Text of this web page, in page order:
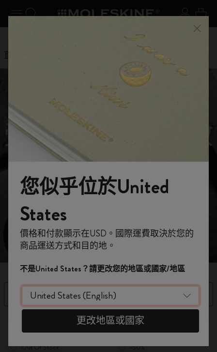
切換導航 登入
搜尋網站 購
購物滿 港幣 399元 即享免費送貨服務 關閉
單
美國NASA系列
受美國太空總署啟
發的系列
目前僅向 Moleskine 會員發售。立即登入或建立
帳戶即可購買！
篩選條件
5 個產品
Out Of Stock -50%
即刻登記，首次落單用優惠碼
WELCOME10，即享 9折 兼 免運費。
開番個 Moleskine 帳戶，拎盡獨家優惠、會
員福利，同埋更多靈感啟發。
加入成為會員！
您似乎位於United
States
價格和付款顯示在USD。國際運費取決於您的
商品運送方式和目的地。
不是United States？請更改您的地區或國家/地區
更改地區或國家